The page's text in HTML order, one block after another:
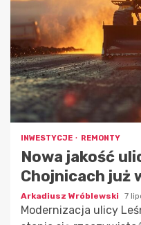
INWESTYCJE REMONTY
Nowa jakość
Chojnicach już
Arkadiusz Wróblewski 7
Modernizacja ulicy